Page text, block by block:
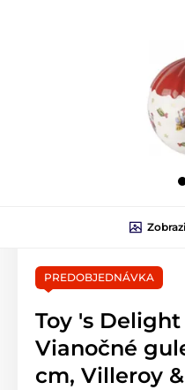
PREDOBJEDNÁVKA
Toy 's
Vianočné
cm, Villeroy